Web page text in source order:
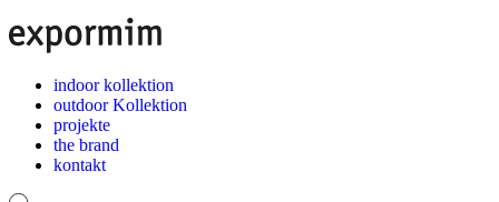
indoor kollektion
outdoor Kollektion
projekte
the brand
kontakt